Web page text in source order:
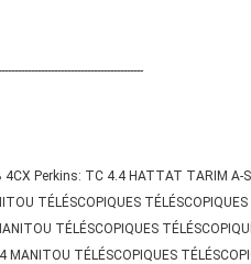
Perkins: TC 4.4 HATTAT TARIM
TÉLÉSCOPIQUES
TÉLÉSCOPIQUES
TÉLÉSCOPIQUES